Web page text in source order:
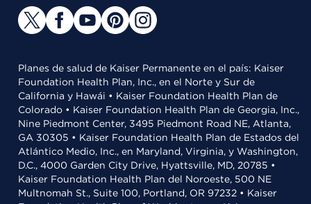
Planes de salud de Kaiser Permanente en el país: Kaiser
Foundation Health Plan, Inc., en el Norte y Sur de
California y Hawái • Kaiser Foundation Health Plan de
Colorado • Kaiser Foundation Health Plan de Georgia, Inc.,
Nine Piedmont Center, 3495 Piedmont Road NE, Atlanta,
GA 30305 • Kaiser Foundation Health Plan de Estados del
Atlántico Medio, Inc., en Maryland, Virginia, y Washington,
D.C., 4000 Garden City Drive, Hyattsville, MD, 20785 •
Kaiser Foundation Health Plan del Noroeste, 500 NE
Multnomah St., Suite 100, Portland, OR 97232 • Kaiser